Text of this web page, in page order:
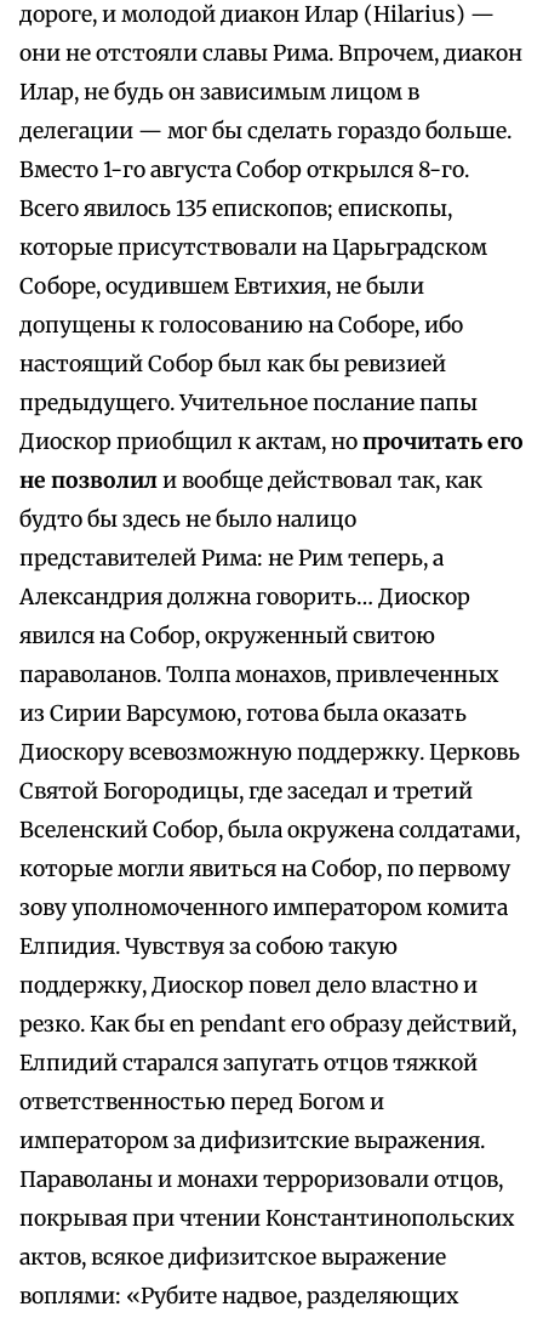
дороге, и молодой диакон Илар (Hilarius) —
они не отстояли славы Рима. Впрочем, диакон
Илар, не будь он зависимым лицом в
делегации — мог бы сделать гораздо больше.
Вместо 1-го августа Собор открылся 8-го.
Всего явилось 135 епископов; епископы,
которые присутствовали на Царьградском
Соборе, осудившем Евтихия, не были
допущены к голосованию на Соборе, ибо
настоящий Собор был как бы ревизией
предыдущего. Учительное послание папы
Диоскор приобщил к актам, нопрочитать его
не позволили вообще действовал так, как
будто бы здесь не было налицо
представителей Рима: не Рим теперь, а
Александрия должна говорить… Диоскор
явился на Собор, окруженный свитою
параволанов. Толпа монахов, привлеченных
из Сирии Варсумою, готова была оказать
Диоскору всевозможную поддержку. Церковь
Святой Богородицы, где заседал и третий
Вселенский Собор, была окружена солдатами,
которые могли явиться на Собор, по первому
зову уполномоченного императором комита
Елпидия. Чувствуя за собою такую
поддержку, Диоскор повел дело властно и
резко. Как бы en pendant его образу действий,
Елпидий старался запугать отцов тяжкой
ответственностью перед Богом и
императором за дифизитские выражения.
Параволаны и монахи терроризовали отцов,
покрывая при чтении Константинопольских
актов, всякое дифизитское выражение
воплями: «Рубите надвое, разделяющих